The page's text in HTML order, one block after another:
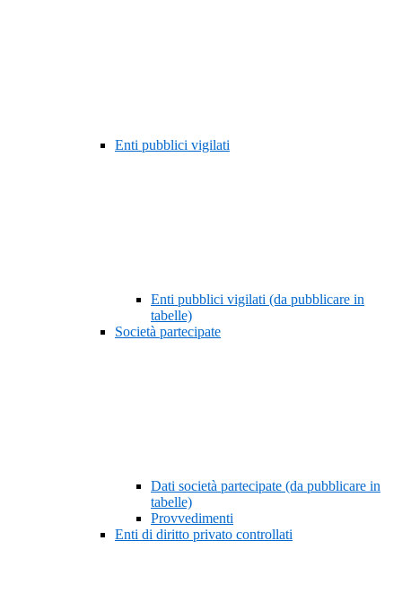
Enti pubblici vigilati
Enti pubblici vigilati (da pubblicare in
tabelle)
Società partecipate
Dati società partecipate (da pubblicare in
tabelle)
Provvedimenti
Enti di diritto privato controllati